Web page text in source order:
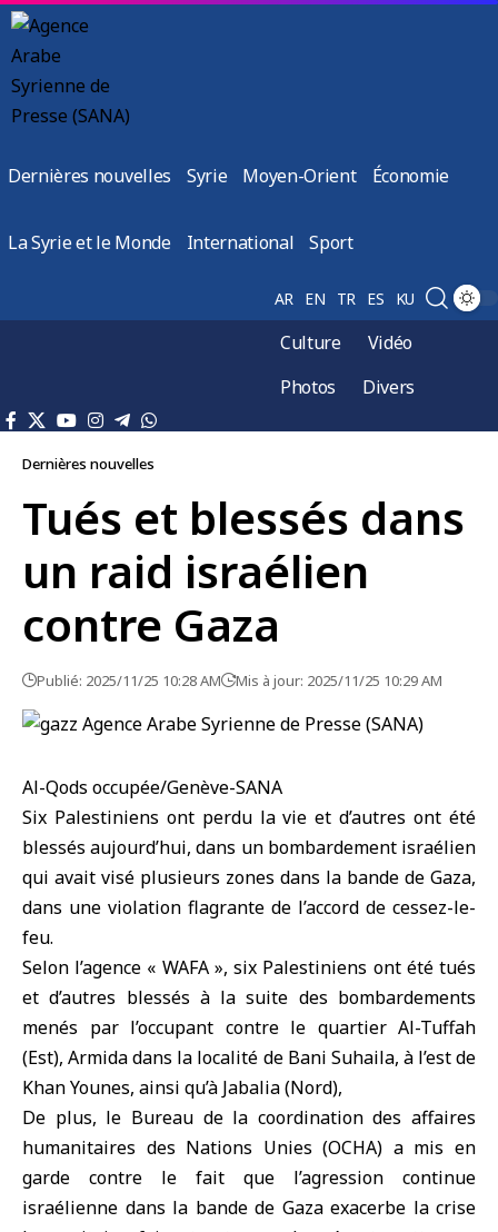
Dernières nouvelles Syrie Moyen-Orient Économie
La Syrie et le Monde International Sport
AR EN TR ES KU
Culture
Vidéo
Photos
Divers
Dernières nouvelles
Tués et blessés dans
un raid israélien
contre Gaza
Publié: 2025/11/25 10:28 AM Mis à jour: 2025/11/25 10:29 AM
Al-Qods occupée/Genève-SANA
Six Palestiniens ont perdu la vie et d’autres ont été
blessés aujourd’hui, dans un bombardement israélien
qui avait visé plusieurs zones dans la bande de Gaza,
dans une violation flagrante de l’accord de cessez-le-
feu.
Selon l’agence « WAFA », six Palestiniens ont été tués
et d’autres blessés à la suite des bombardements
menés par l’occupant contre le quartier Al-Tuffah
(Est), Armida dans la localité de Bani Suhaila, à l’est de
Khan Younes, ainsi qu’à Jabalia (Nord),
De plus, le Bureau de la coordination des affaires
humanitaires des Nations Unies (OCHA) a mis en
garde contre le fait que l’agression continue
israélienne dans la bande de Gaza exacerbe la crise